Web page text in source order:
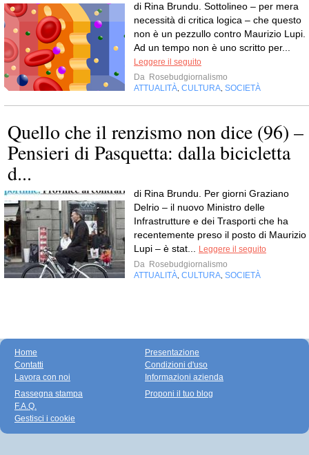
di Rina Brundu. Sottolineo – per mera
necessità di critica logica – che questo
non è un pezzullo contro Maurizio Lupi.
Ad un tempo non è uno scritto per...
Leggere il seguito
Da Rosebudgiornalismo
ATTUALITÀ, CULTURA, SOCIETÀ
Quello che il renzismo non dice (96) –
Pensieri di Pasquetta: dalla bicicletta
d...
di Rina Brundu. Per giorni Graziano
Delrio – il nuovo Ministro delle
Infrastrutture e dei Trasporti che ha
recentemente preso il posto di Maurizio
Lupi – è stat... Leggere il seguito
Da Rosebudgiornalismo
ATTUALITÀ, CULTURA, SOCIETÀ
Home
Contatti
Lavora con noi
Presentazione
Condizioni d'uso
Informazioni azienda
Rassegna stampa
F.A.Q.
Gestisci i cookie
Proponi il tuo blog